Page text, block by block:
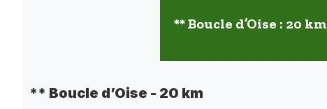
** Boucle d’Oise : 20 km
** Boucle d’Oise - 20 km